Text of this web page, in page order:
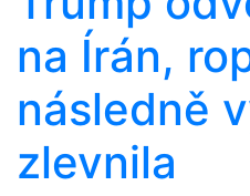
na Írán,
následně
zlevnila